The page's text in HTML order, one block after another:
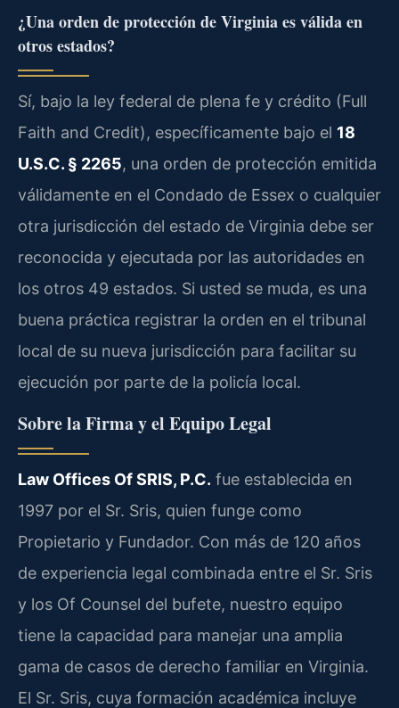
¿Una orden de protección de Virginia es válida en
otros estados?
Sí, bajo la ley federal de plena fe y crédito (Full
Faith and Credit), específicamente bajo el 18
U.S.C. § 2265, una orden de protección emitida
válidamente en el Condado de Essex o cualquier
otra jurisdicción del estado de Virginia debe ser
reconocida y ejecutada por las autoridades en
los otros 49 estados. Si usted se muda, es una
buena práctica registrar la orden en el tribunal
local de su nueva jurisdicción para facilitar su
ejecución por parte de la policía local.
Sobre la Firma y el Equipo Legal
Law Offices Of SRIS, P.C. fue establecida en
1997 por el Sr. Sris, quien funge como
Propietario y Fundador. Con más de 120 años
de experiencia legal combinada entre el Sr. Sris
y los Of Counsel del bufete, nuestro equipo
tiene la capacidad para manejar una amplia
gama de casos de derecho familiar en Virginia.
El Sr. Sris, cuya formación académica incluye